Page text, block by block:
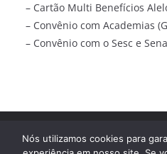
– Cartão Multi Benefícios
– Convênio com Academias
– Convênio com o Sesc e
reservados.
Nós utilizamos cookies para